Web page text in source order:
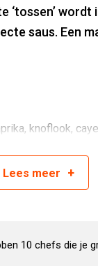
‘tossen’ wordt
saus. Een
knoflook,
Lees meer +
10 chefs die je